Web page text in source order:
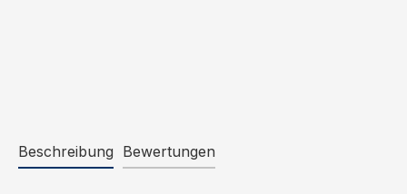
Beschreibung Bewertungen